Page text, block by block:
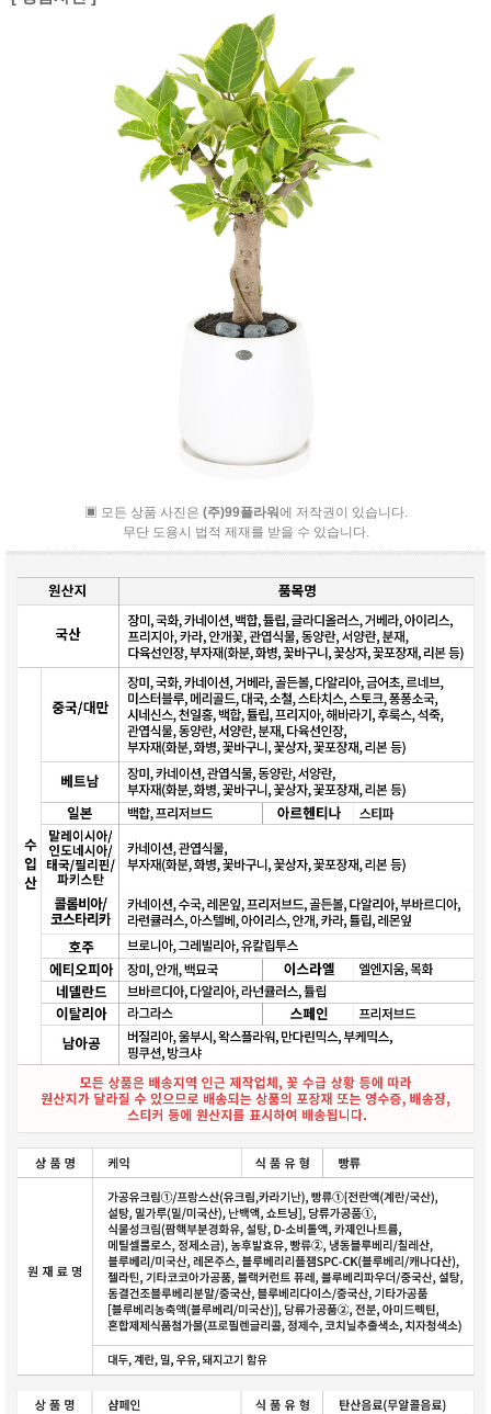
▣ 모든 상품 사진은 (주)99플라워에 저작권이 있습니다.
무단 도용시 법적 제재를 받을 수 있습니다.